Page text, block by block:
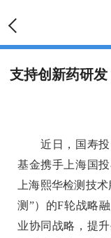
支持创新药研
近日，国寿
基金携手上海国
上海熙华检测技
测”）的F轮战略
业协同战略，提